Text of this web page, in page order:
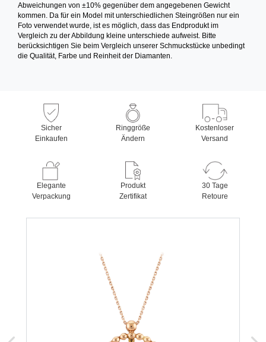
Abweichungen von ±10% gegenüber dem angegebenen Gewicht
kommen. Da für ein Model mit unterschiedlichen Steingrößen nur ein
Foto verwendet wurde, ist es möglich, dass das Endprodukt im
Vergleich zu der Abbildung kleine unterschiede aufweist. Bitte
berücksichtigen Sie beim Vergleich unserer Schmuckstücke unbedingt
die Qualität, Farbe und Reinheit der Diamanten.
Sicher
Einkaufen
Ringgröße
Ändern
Kostenloser
Versand
Elegante
Verpackung
Produkt
Zertifikat
30 Tage
Retoure